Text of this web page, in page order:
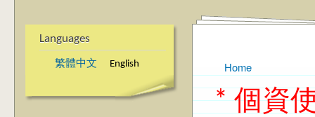
Languages
繁體中文 English
You are here
Home
* 個資